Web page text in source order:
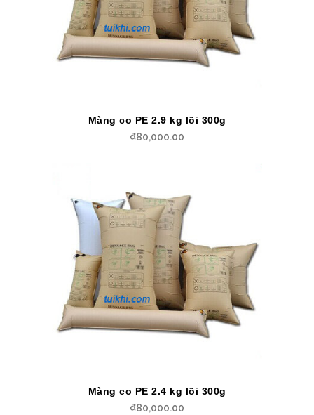
Màng co PE 2.9 kg lõi 300g
₫80,000.00
Màng co PE 2.4 kg lõi 300g
₫80,000.00